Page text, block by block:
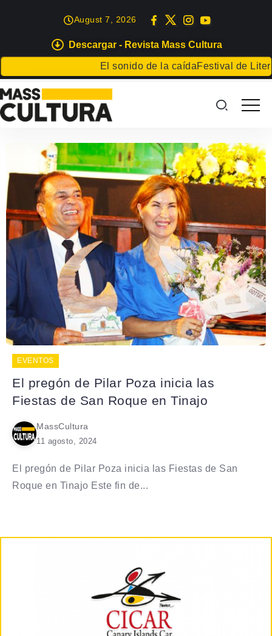
Descargar - Revista Mass Cultura
El sonido de la caídaFestival de
August 7, 2026
EVENTOS
El pregón de Pilar Poza inicia las
Fiestas de San Roque en Tinajo
MassCultura
11 agosto, 2024
El pregón de Pilar Poza inicia las Fiestas de San
Roque en Tinajo Este fin de...